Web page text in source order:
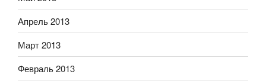
Апрель 2013
Март 2013
Февраль 2013